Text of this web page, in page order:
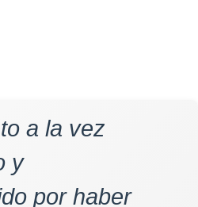
a la vez
y
por haber